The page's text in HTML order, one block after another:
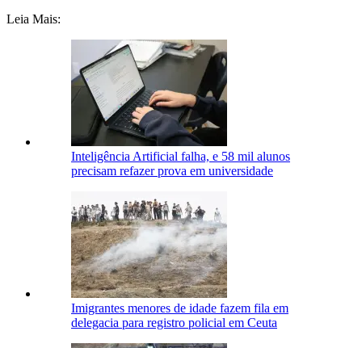
Leia Mais:
Inteligência Artificial falha, e 58 mil alunos
precisam refazer prova em universidade
Imigrantes menores de idade fazem fila em
delegacia para registro policial em Ceuta